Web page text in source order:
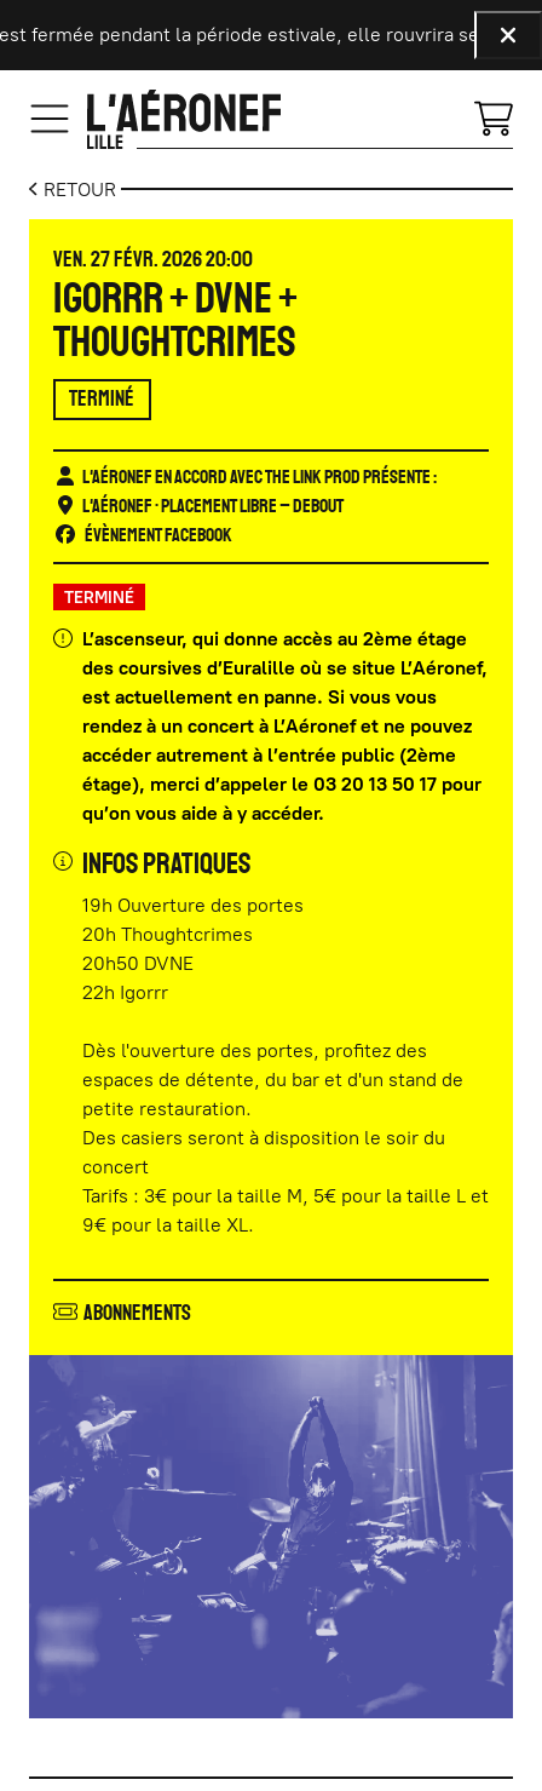
pendant la période estivale, elle rouvrira ses portes
RETOUR
VENDREDI
VEN. 27 FÉVRIER
FÉVR. 202620:00
IGORRR + DVNE +
THOUGHTCRIMES
TERMINÉ
L'Aéronef en accord avec The Link Prod présente :
L'Aéronef• Placement libre – Debout
Évènement Facebook
TERMINÉ
L’ascenseur, qui donne accès au 2ème étage
des coursives d’Euralille où se situe L’Aéronef,
est actuellement en panne. Si vous vous
rendez à un concert à L’Aéronef et ne pouvez
accéder autrement à l’entrée public (2ème
étage), merci d’appeler le 03 20 13 50 17 pour
qu’on vous aide à y accéder.
Infos pratiques
19h Ouverture des portes
20h Thoughtcrimes
20h50 DVNE
22h Igorrr
Dès l'ouverture des portes, profitez des
espaces de détente, du bar et d'un stand de
petite restauration.
Des casiers seront à disposition le soir du
concert
Tarifs : 3€ pour la taille M, 5€ pour la taille L et
9€ pour la taille XL.
Abonnements